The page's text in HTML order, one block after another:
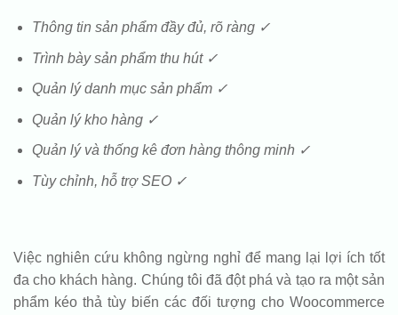
Thông tin sản phẩm đầy đủ, rõ ràng ✓
Trình bày sản phẩm thu hút ✓
Quản lý danh mục sản phẩm ✓
Quản lý kho hàng ✓
Quản lý và thống kê đơn hàng thông minh ✓
Tùy chỉnh, hỗ trợ SEO ✓
Việc nghiên cứu không ngừng nghỉ để mang lại lợi ích tốt
đa cho khách hàng. Chúng tôi đã đột phá và tạo ra một sản
phẩm kéo thả tùy biến các đối tượng cho Woocommerce